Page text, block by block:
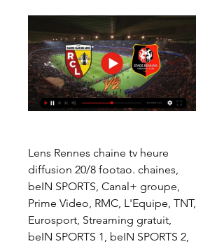
Lens Rennes chaine tv heure
diffusion 20/8 footao. chaines,
beIN SPORTS, Canal+ groupe,
Prime Video, RMC, L'Equipe, TNT,
Eurosport, Streaming gratuit,
beIN SPORTS 1, beIN SPORTS 2,